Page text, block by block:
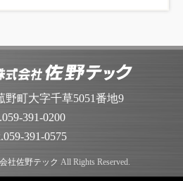
野町大字千草5051番地9
059-391-0200
391-0575
社佐野テック All Rights Reserved.